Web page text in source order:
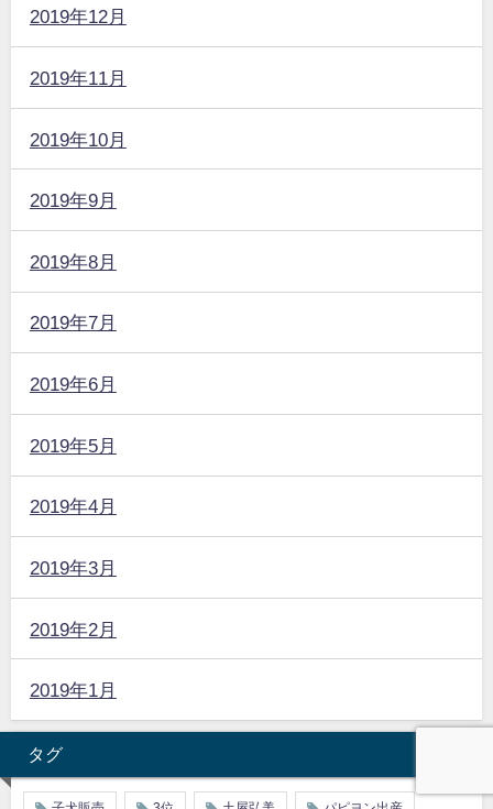
2019年12月
2019年11月
2019年10月
2019年9月
2019年8月
2019年7月
2019年6月
2019年5月
2019年4月
2019年3月
2019年2月
2019年1月
タグ